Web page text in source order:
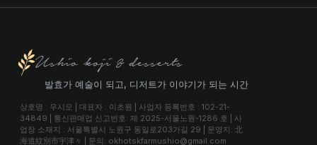
Ushio koji & desserts
발효가 예술이 되고, 디저트가 이야기가 되는 시간
상호명 : 우시오 | 대표자 : 이초원 | 사업자 등록번호 : 102-21-
34849 | 통신판매업 신고번호: 제 2025-서울노원-1286 호 | 사
업장 소재지 : 서울특별시 노원구 동일로203가길 29 | 운영지: 北
海道紋別市宇津々 | 문의: okhotskfarmushio@gmail.com